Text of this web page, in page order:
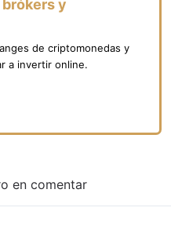
y
de criptomonedas y
a invertir online.
en comentar